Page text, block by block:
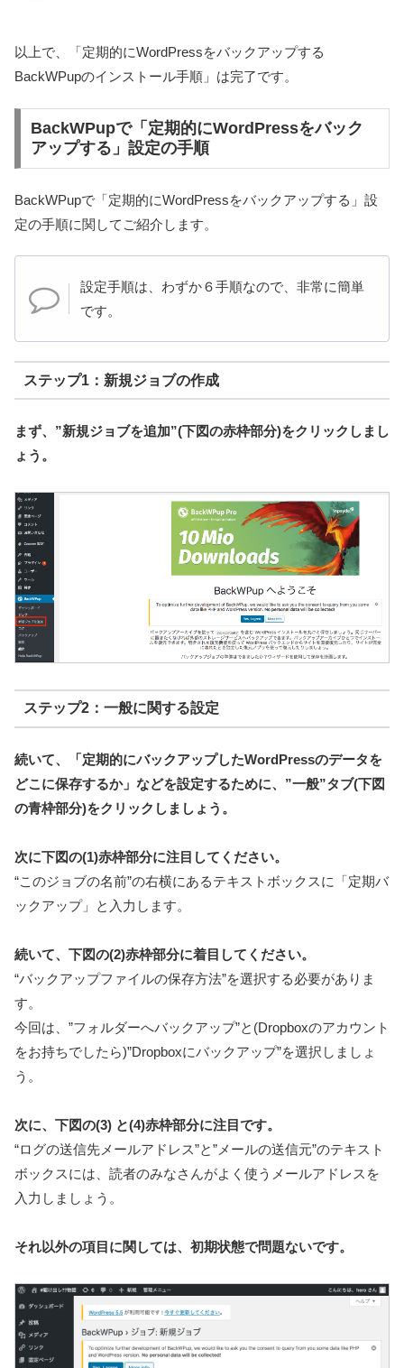
以上で、「定期的にWordPressをバックアップする
BackWPupのインストール手順」は完了です。
BackWPupで「定期的にWordPressをバック
アップする」設定の手順
BackWPupで「定期的にWordPressをバックアップする」設
定の手順に関してご紹介します。
設定手順は、わずか６手順なので、非常に簡単
です。
ステップ1：新規ジョブの作成
まず、”新規ジョブを追加”(下図の赤枠部分)をクリックしまし
ょう。
ステップ2：一般に関する設定
続いて、「定期的にバックアップしたWordPressのデータを
どこに保存するか」などを設定するために、”一般”タブ(下図
の青枠部分)をクリックしましょう。
次に下図の(1)赤枠部分に注目してください。
“このジョブの名前”の右横にあるテキストボックスに「定期バ
ックアップ」と入力します。
続いて、下図の(2)赤枠部分に着目してください。
“バックアップファイルの保存方法”を選択する必要がありま
す。
今回は、”フォルダーへバックアップ”と(Dropboxのアカウント
をお持ちでしたら)”Dropboxにバックアップ”を選択しましょ
う。
次に、下図の(3) と(4)赤枠部分に注目です。
“ログの送信先メールアドレス”と”メールの送信元”のテキスト
ボックスには、読者のみなさんがよく使うメールアドレスを
入力しましょう。
それ以外の項目に関しては、初期状態で問題ないです。